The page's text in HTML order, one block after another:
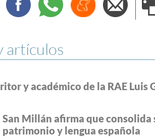
artículos
y académico de la RAE Luis
San Millán afirma que consolida
y lengua española